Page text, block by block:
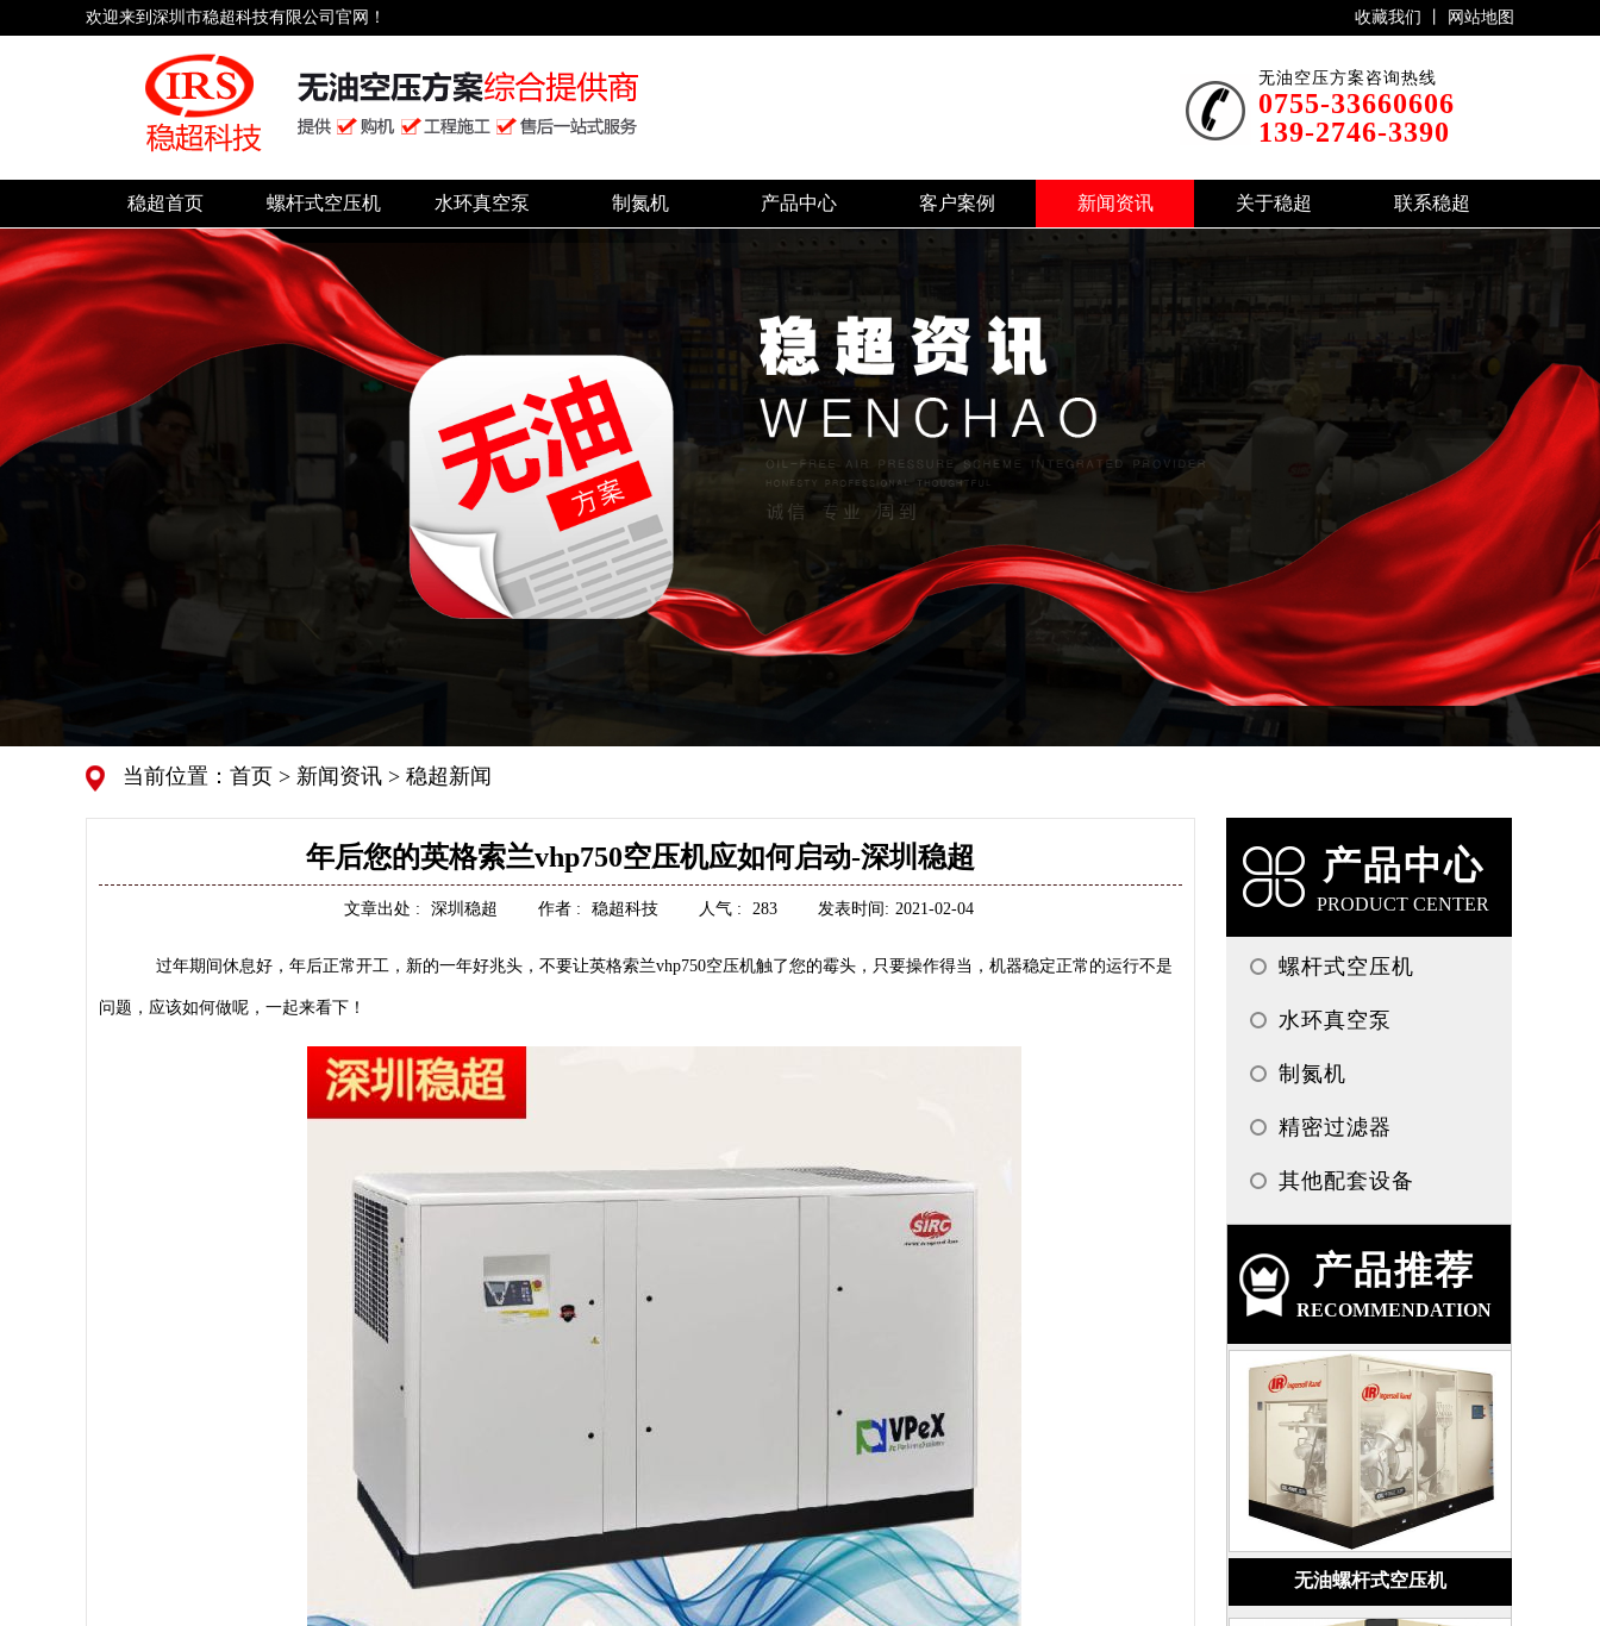
欢迎来到深圳市稳超科技有限公司官网！ 收藏我们 丨 网站地图
无油空压方案咨询热线
0755-33660606
139-2746-3390
稳超首页 螺杆式空压机 水环真空泵 制氮机 产品中心 客户案例 新闻资讯 关于稳超 联系稳超
当前位置： 首页 > 新闻资讯 > 稳超新闻
年后您的英格索兰vhp750空压机应如何启动-深圳稳超
文章出处 : 深圳稳超 作者 : 稳超科技 人气 : 283 发表时间: 2021-02-04
过年期间休息好，年后正常开工，新的一年好兆头，不要让英格索兰vhp750空压机触了您的霉头，只要操作得当，机器稳定正常的运行不是
问题，应该如何做呢，一起来看下！
产品中心
PRODUCT CENTER
螺杆式空压机
水环真空泵
制氮机
精密过滤器
其他配套设备
产品推荐
RECOMMENDATION
无油螺杆式空压机